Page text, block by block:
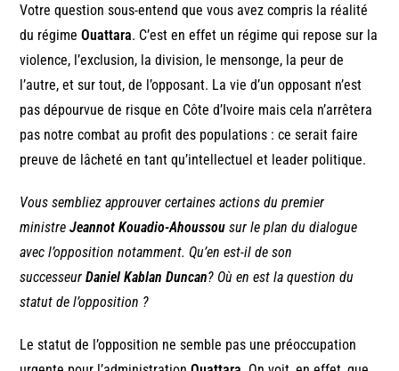
Votre question sous-entend que vous avez compris la réalité
du régimeOuattara. C’est en effet un régime qui repose sur la
violence, l’exclusion, la division, le mensonge, la peur de
l’autre, et sur tout, de l’opposant. La vie d’un opposant n’est
pas dépourvue de risque en Côte d’Ivoire mais cela n’arrêtera
pas notre combat au profit des populations : ce serait faire
preuve de lâcheté en tant qu’intellectuel et leader politique.
Vous sembliez approuver certaines actions du premier
ministreJeannot Kouadio-Ahoussousur le plan du dialogue
avec l’opposition notamment. Qu’en est-il de son
successeurDaniel Kablan Duncan? Où en est la question du
statut de l’opposition ?
Le statut de l’opposition ne semble pas une préoccupation